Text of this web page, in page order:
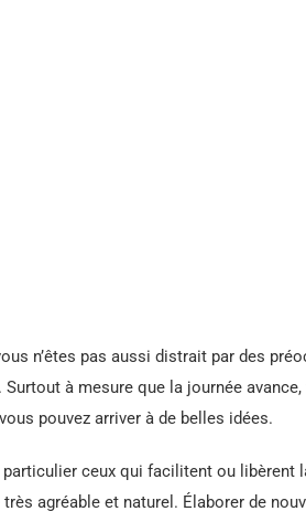
n’êtes pas aussi distrait par des
à mesure que la journée
pouvez arriver à de belles idées.
ceux qui facilitent ou libèrent
agréable et naturel. Élaborer de